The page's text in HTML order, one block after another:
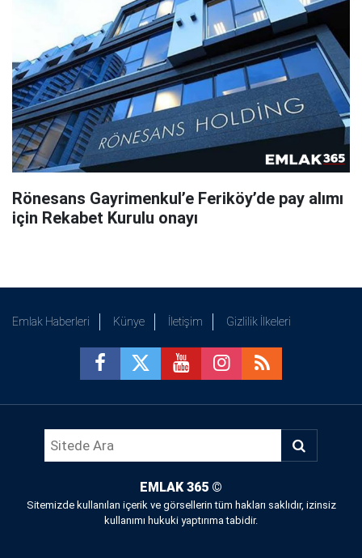
Rönesans Gayrimenkul’e Feriköy’de pay alımı
için Rekabet Kurulu onayı
Emlak Haberleri Künye İletişim Gizlilik İlkeleri
EMLAK 365 ©
Sitemizde kullanılan içerik ve görsellerin tüm hakları saklıdır, izinsiz
kullanımı hukuki yaptırıma tabidir.